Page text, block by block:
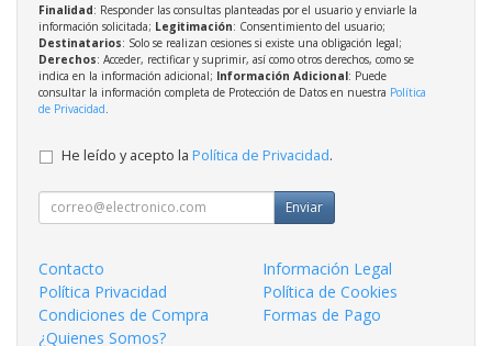
Finalidad: Responder las consultas planteadas por el usuario y enviarle la
información solicitada; Legitimación: Consentimiento del usuario;
Destinatarios: Solo se realizan cesiones si existe una obligación legal;
Derechos: Acceder, rectificar y suprimir, así como otros derechos, como se
indica en la información adicional; Información Adicional: Puede
consultar la información completa de Protección de Datos en nuestra Política
de Privacidad
He leído y acepto la Política de Privacidad.
Enviar
Contacto
Información Legal
Política Privacidad
Política de Cookies
Condiciones de Compra
Formas de Pago
¿Quienes Somos?